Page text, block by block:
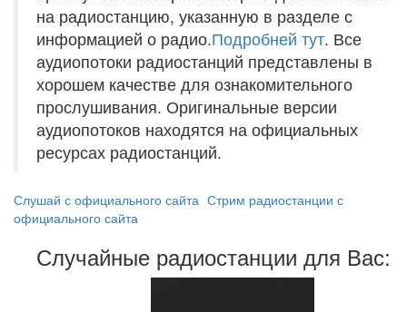
на радиостанцию, указанную в разделе с
информацией о радио.Подробней тут. Все
аудиопотоки радиостанций представлены в
хорошем качестве для ознакомительного
прослушивания. Оригинальные версии
аудиопотоков находятся на официальных
ресурсах радиостанций.
Слушай с официального сайта Стрим радиостанции с
официального сайта
Случайные радиостанции для Вас: